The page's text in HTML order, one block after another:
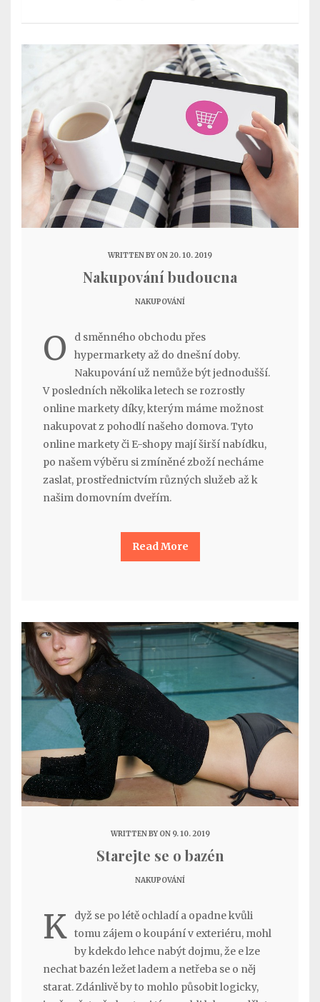
WRITTEN BY ON 20. 10. 2019
Nakupování budoucna
NAKUPOVÁNÍ
O
d směnného obchodu přes
hypermarkety až do dnešní doby.
Nakupování už nemůže být jednodušší.
V posledních několika letech se rozrostly
online markety díky, kterým máme možnost
nakupovat z pohodlí našeho domova. Tyto
online markety či E-shopy mají širší nabídku,
po našem výběru si zmíněné zboží necháme
zaslat, prostřednictvím různých služeb až k
našim domovním dveřím.
Read More
WRITTEN BY ON 9. 10. 2019
Starejte se o bazén
NAKUPOVÁNÍ
K
dyž se po létě ochladí a opadne kvůli
tomu zájem o koupání v exteriéru, mohl
by kdekdo lehce nabýt dojmu, že e lze
nechat bazén ležet ladem a netřeba se o něj
starat. Zdánlivě by to mohlo působit logicky,